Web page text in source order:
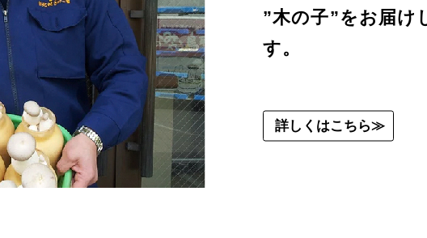
”木の子”をお届け
す。
詳しくはこちら≫